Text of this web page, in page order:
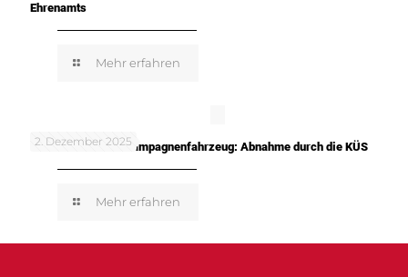
Ehrenamts
Mehr erfahren
2. Dezember 2025
TUNE IT! SAFE! – Kampagnenfahrzeug: Abnahme durch die KÜS
Mehr erfahren